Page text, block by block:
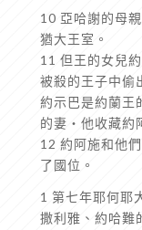
10 亞哈謝的母
猶大王室。
11 但王的女兒
被殺的王子中偷
約示巴是約蘭王
的妻‧他收藏約
12 約阿施和他
了國位。
1 第七年耶何耶
撒利雅、約哈難